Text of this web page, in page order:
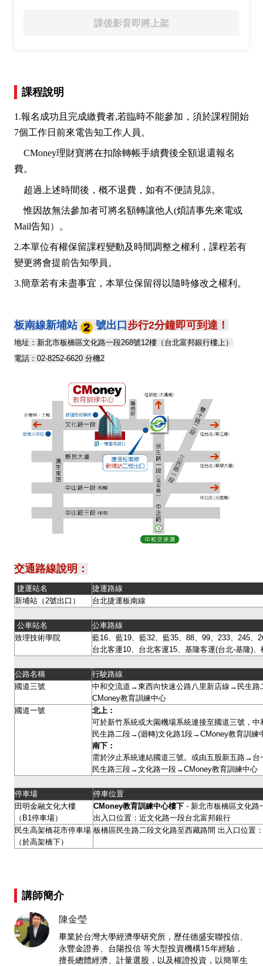
課後影音即將上架
課程說明
1.報名成功且完成繳費者,若臨時不能參加，須於課程開始
7個工作日前來電告知工作人員。
CMoney理財寶將在扣除轉帳手續費後全額退還報名
費。
超過上述時間後，概不退費，如有不便請見諒。
惟因故無法參加者可將名額轉讓他人(煩請事先來電或
Mail告知）。
2.本單位有權保留課程變動及時間調整之權利，課程若有
變更將會提前告知學員。
3.簡章若有未盡事宜，本單位保留得以隨時修改之權利。
板南線新埔站 號出口 步行2分鐘即可到達！
地址：新北市板橋區文化路一段268號12樓（台北富邦銀行樓上）
電話：02-8252-6620 分機2
交通路線說明：
捷運站名
捷運路線
新埔站（2號出口）
台北捷運板南線
公車站名
公車路線
致理技術學院
藍16、藍19、藍32、藍35、88、99、233、245、
台北客運10、台北客運15、基隆客運(台北-基隆)
公路名稱
行駛路線
國道三號
中和交流道→東西向快速公路八里新店線→民生
CMoney教育訓練中心
國道一號
北上：
可於新竹系統或大園機場系統連接至國道三號，
民生路二段→(迴轉)文化路1段→CMoney教育訓練
南下：
需於汐止系統連結國道三號。或由五股新五路
民生路三段→文化路一段→CMoney教育訓練中心
停車場
停車位置
田明金融文化大樓
（B1停車場）
CMoney教育訓練中心樓下 - 新北市板橋區文化路
出入口位置：近文化路一段台北富邦銀行
民生高架橋花市停車場
（於高架橋下）
板橋區民生路二段文化路至西藏路間 出入口位置
講師簡介
陳金瑩
畢業於台灣大學經濟學研究所，歷任德盛安聯投信、
永豐金證券、台陽投信 等大型投資機構15年經驗，
擅長總體經濟、計量選股，以及權證投資，以簡單生